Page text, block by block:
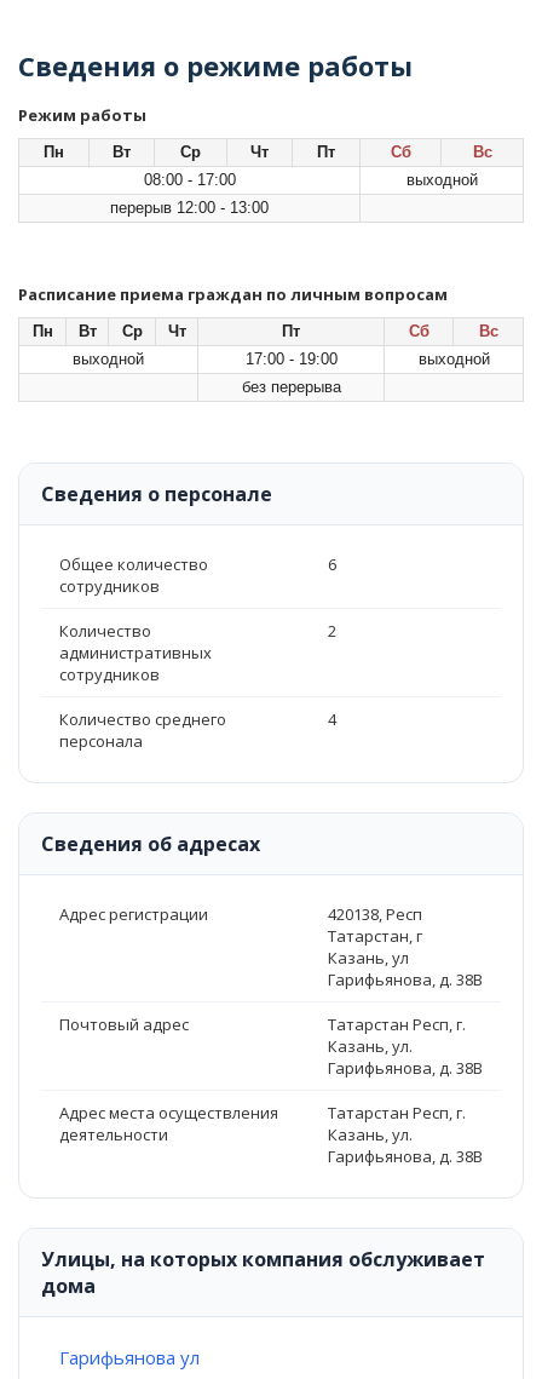
Сведения о режиме работы
Режим работы
Пн Вт Ср Чт Пт Сб
Вс
08:00 - 17:00
выходной
перерыв 12:00 - 13:00
Расписание приема граждан по личным вопросам
Пн Вт Ср Чт Пт Сб
Вс
выходной
17:00 - 19:00
выходной
без перерыва
Сведения о персонале
Общее количество
сотрудников
6
Количество
административных
сотрудников
2
Количество среднего
персонала
4
Сведения об адресах
Адрес регистрации
420138, Респ
Татарстан, г
Казань, ул
Гарифьянова, д. 38В
Почтовый адрес
Татарстан Респ, г.
Казань, ул.
Гарифьянова, д. 38В
Адрес места осуществления
деятельности
Татарстан Респ, г.
Казань, ул.
Гарифьянова, д. 38В
Улицы, на которых компания обслуживает
дома
Гарифьянова ул